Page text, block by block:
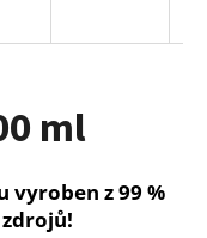
ml
vyroben z 99 %